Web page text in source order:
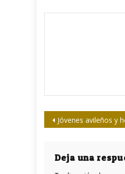
entradas
Jóvenes avileños y holguineros debaten sobre la
Deja una